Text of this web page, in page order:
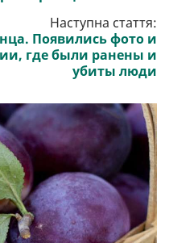
Наступна стаття:
Появились фото и
где были ранены и
убиты люди